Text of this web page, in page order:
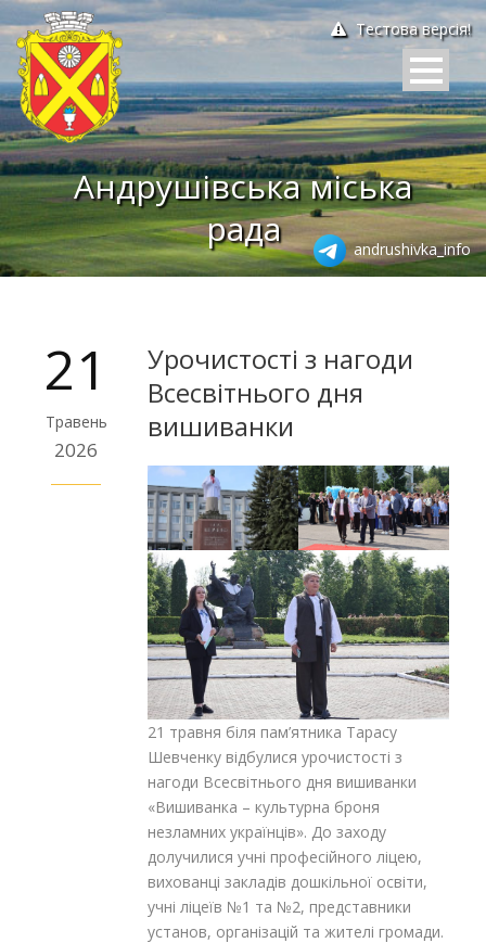
Тестова версія!
Андрушівська міська
рада
andrushivka_info
21
Травень
2026
Урочистості з нагоди
Всесвітнього дня
вишиванки
21 травня біля пам’ятника Тарасу
Шевченку відбулися урочистості з
нагоди Всесвітнього дня вишиванки
«Вишиванка – культурна броня
незламних українців». До заходу
долучилися учні професійного ліцею,
вихованці закладів дошкільної освіти,
учні ліцеїв №1 та №2, представники
установ, організацій та жителі громади.